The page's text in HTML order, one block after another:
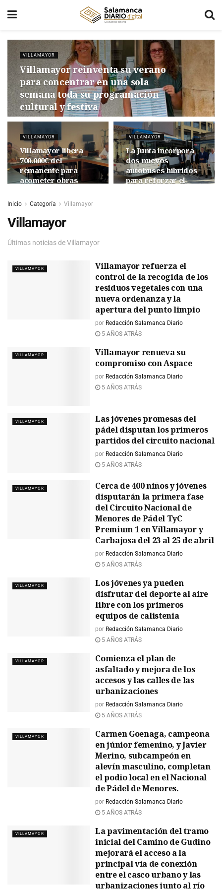
VILLAMAYOR
Villamayor reinventa su verano
para concentrar en una sola
semana toda su programación
cultural y festiva
VILLAMAYOR
Villamayor libera
700.000€ del
remanente para
acometer obras
de Gudino,
abastecimiento de
agua a Los Páramos
y nuevos
aparcamientos en El
VILLAMAYOR
La Junta incorpora
dos nuevos
autobuses híbridos
para reforzar el
Inicio Categoría Villamayor
Villamayor
Últimas noticias de Villamayor
VILLAMAYOR
Villamayor refuerza el
control de la recogida de los
residuos vegetales con una
nueva ordenanza y la
apertura del punto limpio
por Redacción Salamanca Diario
5 AÑOS ATRÁS
VILLAMAYOR
Villamayor renueva su
compromiso con Aspace
por Redacción Salamanca Diario
5 AÑOS ATRÁS
VILLAMAYOR
Las jóvenes promesas del
pádel disputan los primeros
partidos del circuito nacional
por Redacción Salamanca Diario
5 AÑOS ATRÁS
VILLAMAYOR
Cerca de 400 niños y jóvenes
disputarán la primera fase
del Circuito Nacional de
Menores de Pádel TyC
Premium 1 en Villamayor y
Carbajosa del 23 al 25 de abril
por Redacción Salamanca Diario
5 AÑOS ATRÁS
VILLAMAYOR
Los jóvenes ya pueden
disfrutar del deporte al aire
libre con los primeros
equipos de calistenia
por Redacción Salamanca Diario
5 AÑOS ATRÁS
VILLAMAYOR
Comienza el plan de
asfaltado y mejora de los
accesos y las calles de las
urbanizaciones
por Redacción Salamanca Diario
5 AÑOS ATRÁS
VILLAMAYOR
Carmen Goenaga, campeona
en júnior femenino, y Javier
Merino, subcampeón en
alevín masculino, completan
el podio local en el Nacional
de Pádel de Menores.
por Redacción Salamanca Diario
5 AÑOS ATRÁS
VILLAMAYOR
La pavimentación del tramo
inicial del Camino de Gudino
mejorará el acceso a la
principal vía de conexión
entre el casco urbano y las
urbanizaciones junto al río